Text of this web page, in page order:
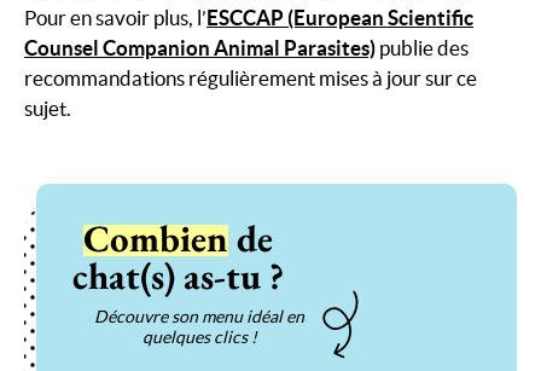
Pour en savoir plus, l’ESCCAP (European Scientific
Counsel Companion Animal Parasites) publie des
recommandations régulièrement mises à jour sur ce
sujet.
Combiende
chat(s) as-tu ?
Découvre son menu idéal en
quelques clics !